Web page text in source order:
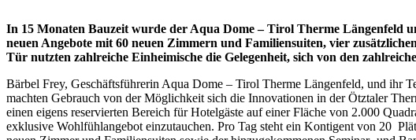
In 15 Monaten Bauzeit wurde der Aqua Dome – Tirol Therme Längenfeld
neuen Angebote mit 60 neuen Zimmern und Familiensuiten, vier
Tür nutzten zahlreiche Einheimische die Gelegenheit, sich von den
Bärbel Frey, Geschäftsführerin Aqua Dome – Tirol Therme Längenfeld, und ihr
machten Gebrauch von der Möglichkeit sich die Innovationen in der Ötztaler
einen eigens reservierten Bereich für Hotelgäste auf einer Fläche von 2.000
exklusive Wohlfühlangebot einzutauchen. Pro Tag steht ein Kontigent von 20